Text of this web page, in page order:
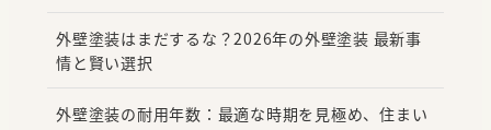
外壁塗装はまだするな？2026年の外壁塗装 最新事
情と賢い選択
外壁塗装の耐用年数：最適な時期を見極め、住まい